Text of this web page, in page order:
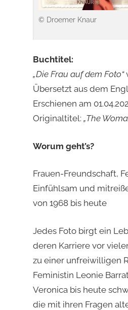
© Droemer Knaur
Buchtitel:
„Die Frau auf dem Foto“
Übersetzt aus dem
Erschienen am
Originaltitel: „The
Worum geht’s?
Frauen-Freundschaft,
Einfühlsam und
von 1968 bis heute
Jedes Foto birgt ein
deren Karriere vor
zu einer unfreiwilligen
Feministin Leonie
Veronica bis heute
die mit ihren Fragen